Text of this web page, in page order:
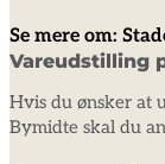
Se mere om:
Vareudstilling
Hvis du ønsker at
Bymidte skal du